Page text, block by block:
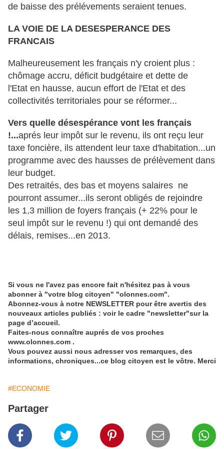
de baisse des prélévements seraient tenues.
LA VOIE DE LA DESESPERANCE DES
FRANCAIS
Malheureusement les français n'y croient plus :
chômage accru, déficit budgétaire et dette de
l'Etat en hausse, aucun effort de l'Etat et des
collectivités territoriales pour se réformer...
Vers quelle désespérance vont les français
!...aprés leur impôt sur le revenu, ils ont reçu leur
taxe foncière, ils attendent leur taxe d'habitation...un
programme avec des hausses de prélèvement dans
leur budget.
Des retraités, des bas et moyens salaires ne
pourront assumer...ils seront obligés de rejoindre
les 1,3 million de foyers français (+ 22% pour le
seul impôt sur le revenu !) qui ont demandé des
délais, remises...en 2013.
Si vous ne l'avez pas encore fait n'hésitez pas à vous
abonner à "votre blog citoyen" "olonnes.com".
Abonnez-vous à notre NEWSLETTER pour être avertis des
nouveaux articles publiés : voir le cadre "newsletter"sur la
page d’accueil.
Faites-nous connaître auprés de vos proches
www.olonnes.com .
Vous pouvez aussi nous adresser vos remarques, des
informations, chroniques...ce blog citoyen est le vôtre. Merci
#ECONOMIE
Partager